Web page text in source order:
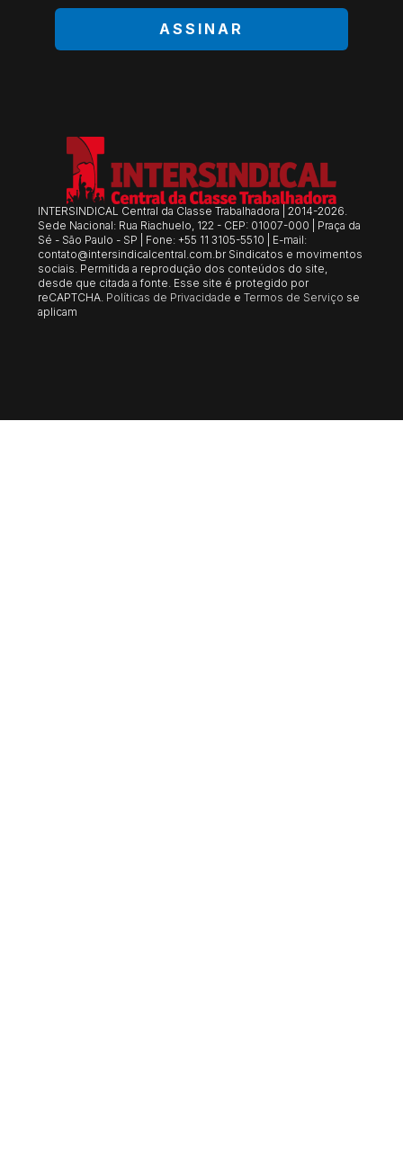
ASSINAR
INTERSINDICAL Central da Classe Trabalhadora | 2014-2026.
Sede Nacional: Rua Riachuelo, 122 - CEP: 01007-000 | Praça da
Sé - São Paulo - SP | Fone: +55 11 3105-5510 | E-mail:
contato@intersindicalcentral.com.br Sindicatos e movimentos
sociais. Permitida a reprodução dos conteúdos do site,
desde que citada a fonte. Esse site é protegido por
reCAPTCHA. Políticas de Privacidade eTermos de Serviço se
aplicam